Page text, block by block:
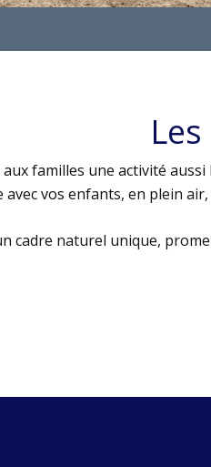
familles une activité aussi
avec vos enfants, en plein
cadre naturel unique,